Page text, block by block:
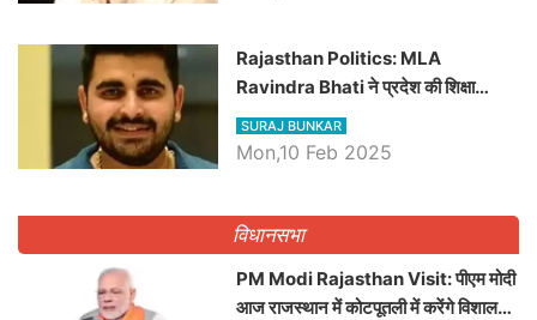
Rajasthan Politics: MLA
Ravindra Bhati ने प्रदेश की शिक्षा
व्यवस्था पर उठाए सवाल, Madan
Dilawar पर हमला करते हुए गिनवाये खाली
SURAJ BUNKAR
Mon,10 Feb 2025
विधानसभा
PM Modi Rajasthan Visit: पीएम मोदी
आज राजस्थान में कोटपूतली में करेंगे विशाल